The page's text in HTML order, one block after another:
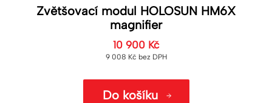
Zvětšovací modul HOLOSUN HM6X
magnifier
10 900 Kč
9 008 Kč bez DPH
Do košíku